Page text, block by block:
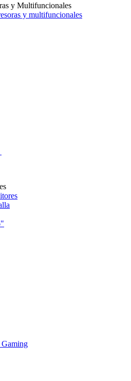
y Multifuncionales
y multifuncionales